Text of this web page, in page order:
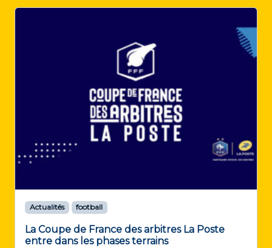
Actualités football
La Coupe de France des arbitres La Poste
entre dans les phases terrains